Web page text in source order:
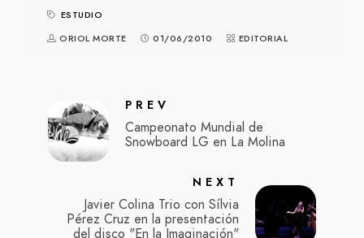
ESTUDIO
ORIOL MORTE
01/06/2010 EDITORIAL
PREV
Campeonato Mundial de
Snowboard LG en La Molina
NEXT
Javier Colina Trio con Sílvia
Pérez Cruz en la presentación
del disco "En la Imaginación"